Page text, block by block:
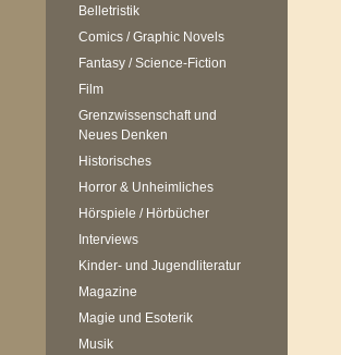
Belletristik
Comics / Graphic Novels
Fantasy / Science-Fiction
Film
Grenzwissenschaft und
Neues Denken
Historisches
Horror & Unheimliches
Hörspiele / Hörbücher
Interviews
Kinder- und Jugendliteratur
Magazine
Magie und Esoterik
Musik